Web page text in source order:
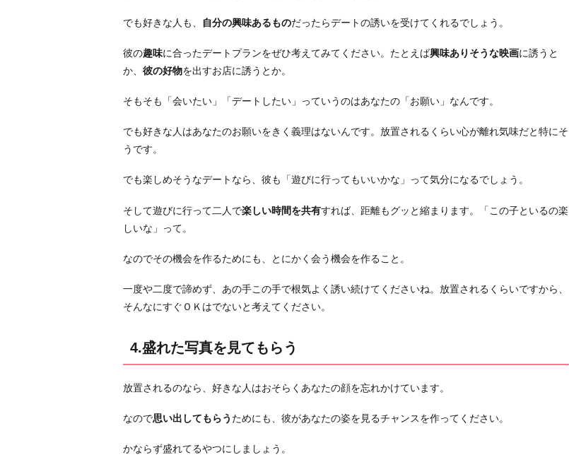
れ
ら
「嬉
し
と
伝
る
6.
自
の
日
を
実
さ
せ
お
り
でも好きな人も、 自分の興味あるものだったらデートの誘いを受けてくれるでしょう。
彼の趣味に合ったデートプランをぜひ考えてみてください。たとえば興味ありそうな映画に誘うと
か、 彼の好物を出すお店に誘うとか。
そもそも「会いたい」「デートしたい」っていうのはあなたの「お願い」なんです。
でも好きな人はあなたのお願いをきく義理はないんです。放置されるくらい心が離れ気味だと特にそ
うです。
でも楽しめそうなデートなら、彼も「遊びに行ってもいいかな」って気分になるでしょう。
そして遊びに行って二人で楽しい時間を共有すれば、距離もグッと縮まります。「この子といるの楽
しいな」って。
なのでその機会を作るためにも、とにかく会う機会を作ること。
一度や二度で諦めず、あの手この手で根気よく誘い続けてくださいね。放置されるくらいですから、
そんなにすぐＯＫはでないと考えてください。
4.盛れた写真を見てもらう
放置されるのなら、好きな人はおそらくあなたの顔を忘れかけています。
なので思い出してもらう ためにも、彼があなたの姿を見るチャンスを作ってください。
かならず盛れてるやつにしましょう。